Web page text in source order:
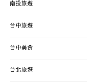
南投旅遊
台中旅遊
台中美食
台北旅遊